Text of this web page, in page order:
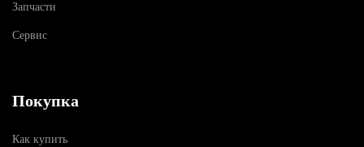
Запчасти
Сервис
Покупка
Как купить